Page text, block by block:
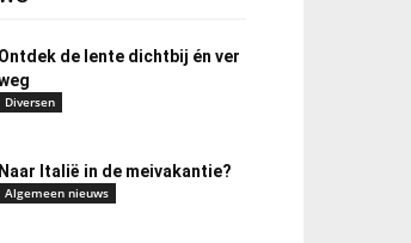
Ontdek de lente dichtbij én ver
Diversen
Naar Italië in de meivakantie?
Algemeen nieuws